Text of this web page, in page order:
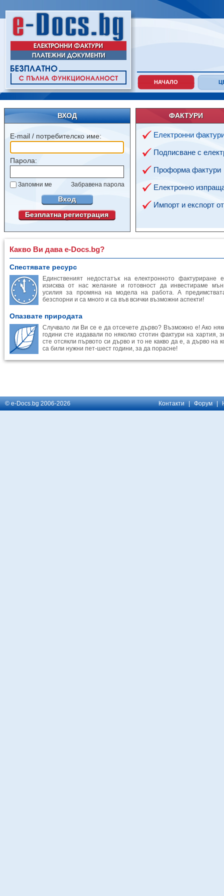
НАЧАЛО
ВХОД
E-mail / потребителско име:
Парола:
Запомни ме Забравена парола
Вход
Безплатна регистрация
ФАКТУРИ
Електронни
Подписване с
Проформа фактури
Електронно
Импорт и експорт
Какво Ви дава e-Docs.bg?
Спестявате ресурс
Единственият недостатък на електронното фактуриране
изисква от нас желание и готовност да инвестираме
усилия за промяна на модела на работа. А
безспорни и са много и са във всички възможни аспекти!
Опазвате природата
Случвало ли Ви се е да отсечете дърво? Възможно е! Ако
години сте издавали по няколко стотин фактури на хартия,
сте отсякли първото си дърво и то не какво да е, а дърво на
са били нужни пет-шест години, за да порасне!
© e-Docs.bg 2006-2026 Контакти | Форум |